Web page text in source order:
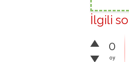
İlgili
0
oy